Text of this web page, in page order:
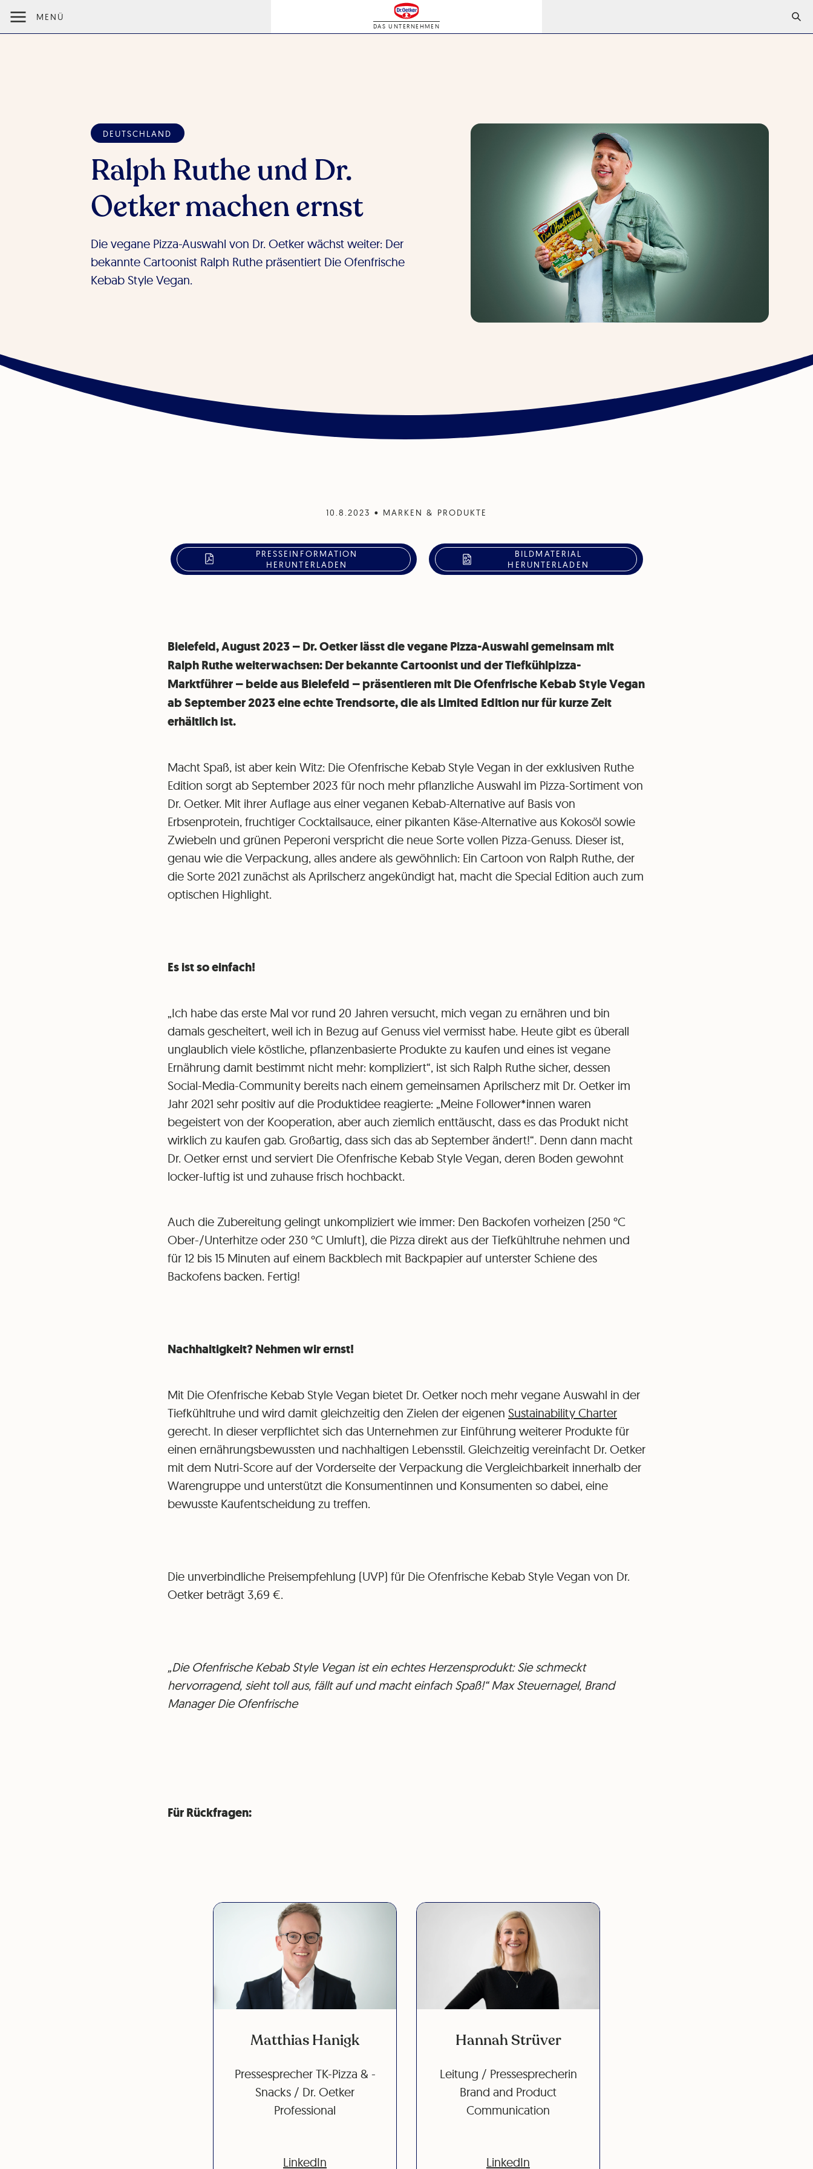
MENÜ
DAS UNTERNEHMEN
DEUTSCHLAND
Ralph Ruthe und Dr.
Oetker machen ernst
Die vegane Pizza-Auswahl von Dr. Oetker wächst weiter: Der
bekannte Cartoonist Ralph Ruthe präsentiert Die Ofenfrische
Kebab Style Vegan.
10.8.2023 • MARKEN & PRODUKTE
PRESSEINFORMATION
HERUNTERLADEN
BILDMATERIAL
HERUNTERLADEN
Bielefeld, August 2023 – Dr. Oetker lässt die vegane Pizza-Auswahl gemeinsam mit
Ralph Ruthe weiterwachsen: Der bekannte Cartoonist und der Tiefkühlpizza-
Marktführer – beide aus Bielefeld – präsentieren mit Die Ofenfrische Kebab Style Vegan
ab September 2023 eine echte Trendsorte, die als Limited Edition nur für kurze Zeit
erhältlich ist.
Macht Spaß, ist aber kein Witz: Die Ofenfrische Kebab Style Vegan in der exklusiven Ruthe
Edition sorgt ab September 2023 für noch mehr pflanzliche Auswahl im Pizza-Sortiment von
Dr. Oetker. Mit ihrer Auflage aus einer veganen Kebab-Alternative auf Basis von
Erbsenprotein, fruchtiger Cocktailsauce, einer pikanten Käse-Alternative aus Kokosöl sowie
Zwiebeln und grünen Peperoni verspricht die neue Sorte vollen Pizza-Genuss. Dieser ist,
genau wie die Verpackung, alles andere als gewöhnlich: Ein Cartoon von Ralph Ruthe, der
die Sorte 2021 zunächst als Aprilscherz angekündigt hat, macht die Special Edition auch zum
optischen Highlight.
Es ist so einfach!
„Ich habe das erste Mal vor rund 20 Jahren versucht, mich vegan zu ernähren und bin
damals gescheitert, weil ich in Bezug auf Genuss viel vermisst habe. Heute gibt es überall
unglaublich viele köstliche, pflanzenbasierte Produkte zu kaufen und eines ist vegane
Ernährung damit bestimmt nicht mehr: kompliziert“, ist sich Ralph Ruthe sicher, dessen
Social-Media-Community bereits nach einem gemeinsamen Aprilscherz mit Dr. Oetker im
Jahr 2021 sehr positiv auf die Produktidee reagierte: „Meine Follower*innen waren
begeistert von der Kooperation, aber auch ziemlich enttäuscht, dass es das Produkt nicht
wirklich zu kaufen gab. Großartig, dass sich das ab September ändert!“. Denn dann macht
Dr. Oetker ernst und serviert Die Ofenfrische Kebab Style Vegan, deren Boden gewohnt
locker-luftig ist und zuhause frisch hochbackt.
Auch die Zubereitung gelingt unkompliziert wie immer: Den Backofen vorheizen (250 °C
Ober-/Unterhitze oder 230 °C Umluft), die Pizza direkt aus der Tiefkühltruhe nehmen und
für 12 bis 15 Minuten auf einem Backblech mit Backpapier auf unterster Schiene des
Backofens backen. Fertig!
Nachhaltigkeit? Nehmen wir ernst!
Mit Die Ofenfrische Kebab Style Vegan bietet Dr. Oetker noch mehr vegane Auswahl in der
Tiefkühltruhe und wird damit gleichzeitig den Zielen der eigenen Sustainability Charter
gerecht. In dieser verpflichtet sich das Unternehmen zur Einführung weiterer Produkte für
einen ernährungsbewussten und nachhaltigen Lebensstil. Gleichzeitig vereinfacht Dr. Oetker
mit dem Nutri-Score auf der Vorderseite der Verpackung die Vergleichbarkeit innerhalb der
Warengruppe und unterstützt die Konsumentinnen und Konsumenten so dabei, eine
bewusste Kaufentscheidung zu treffen.
Die unverbindliche Preisempfehlung (UVP) für Die Ofenfrische Kebab Style Vegan von Dr.
Oetker beträgt 3,69 €.
„Die Ofenfrische Kebab Style Vegan ist ein echtes Herzensprodukt: Sie schmeckt
hervorragend, sieht toll aus, fällt auf und macht einfach Spaß!“ Max Steuernagel, Brand
Manager Die Ofenfrische
Für Rückfragen:
Matthias Hanigk
Pressesprecher TK-Pizza & -
Snacks / Dr. Oetker
Professional
LinkedIn
Hannah Strüver
Leitung / Pressesprecherin
Brand and Product
Communication
LinkedIn